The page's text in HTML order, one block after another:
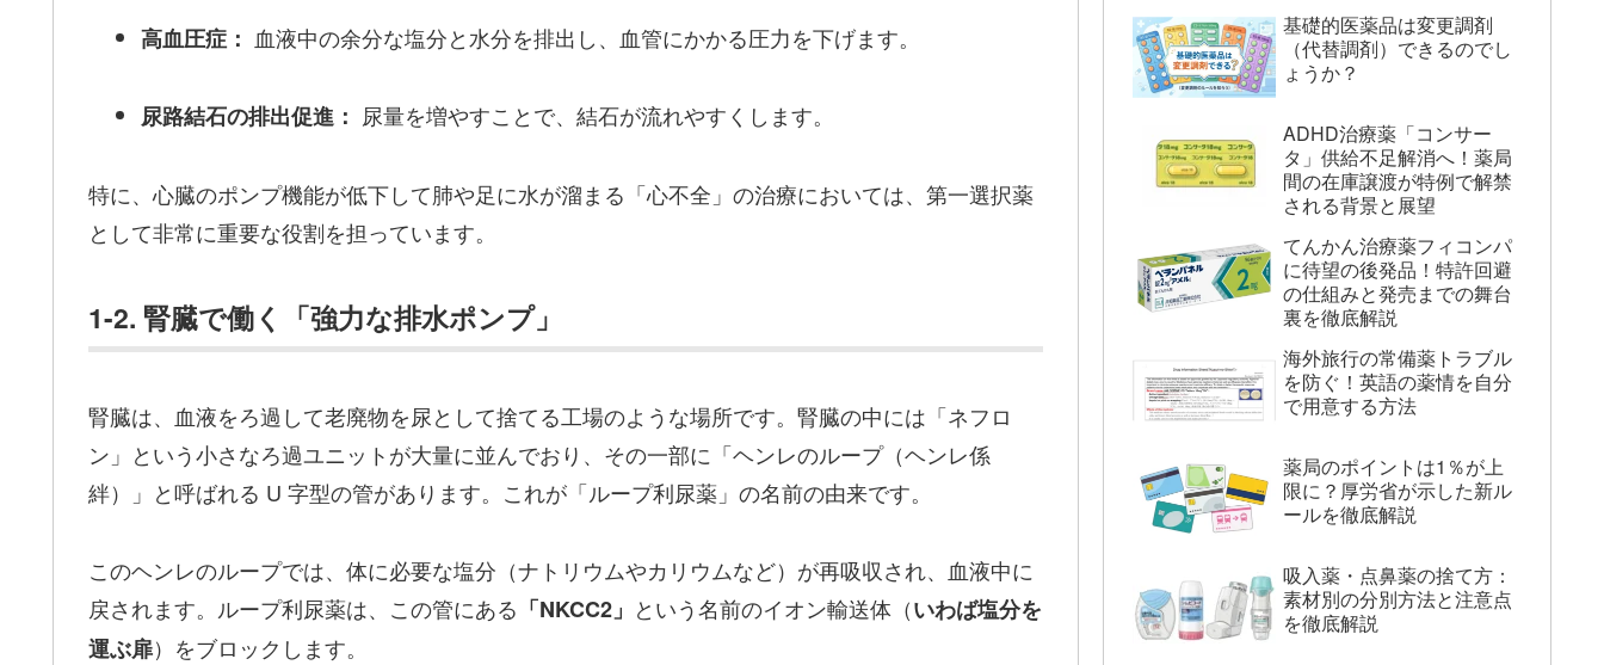
高血圧症： 血液中の余分な塩分と水分を排出し、血管にかかる圧力を下げます。
尿路結石の排出促進： 尿量を増やすことで、結石が流れやすくします。
特に、心臓のポンプ機能が低下して肺や足に水が溜まる「心不全」の治療においては、第一選択薬
として非常に重要な役割を担っています。
1-2. 腎臓で働く「強力な排水ポンプ」
腎臓は、血液をろ過して老廃物を尿として捨てる工場のような場所です。腎臓の中には「ネフロ
ン」という小さなろ過ユニットが大量に並んでおり、その一部に「ヘンレのループ（ヘンレ係
絆）」と呼ばれる U 字型の管があります。これが「ループ利尿薬」の名前の由来です。
このヘンレのループでは、体に必要な塩分（ナトリウムやカリウムなど）が再吸収され、血液中に
戻されます。ループ利尿薬は、この管にある 「NKCC2」 という名前のイオン輸送体（いわば塩分を
運ぶ扉）をブロックします。
基礎的医薬品は変更調剤
（代替調剤）できるのでし
ょうか？
ADHD治療薬「コンサー
タ」供給不足解消へ！薬局
間の在庫譲渡が特例で解禁
される背景と展望
てんかん治療薬フィコンパ
に待望の後発品！特許回避
の仕組みと発売までの舞台
裏を徹底解説
海外旅行の常備薬トラブル
を防ぐ！英語の薬情を自分
で用意する方法
薬局のポイントは1％が上
限に？厚労省が示した新ル
ールを徹底解説
吸入薬・点鼻薬の捨て方：
素材別の分別方法と注意点
を徹底解説